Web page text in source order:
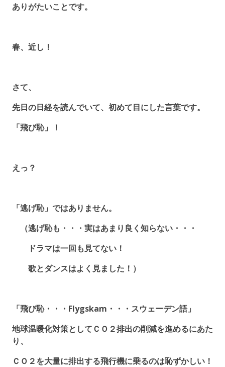
ありがたいことです。
春、近し！
さて、
先日の日経を読んでいて、初めて目にした言葉です。
「飛び恥」！
えっ？
「逃げ恥」ではありません。
（逃げ恥も・・・実はあまり良く知らない・・・
ドラマは一回も見てない！
歌とダンスはよく見ました！）
「飛び恥・・・Flygskam・・・スウェーデン語」
地球温暖化対策としてＣＯ２排出の削減を進めるにあた
り、
ＣＯ２を大量に排出する飛行機に乗るのは恥ずかしい！